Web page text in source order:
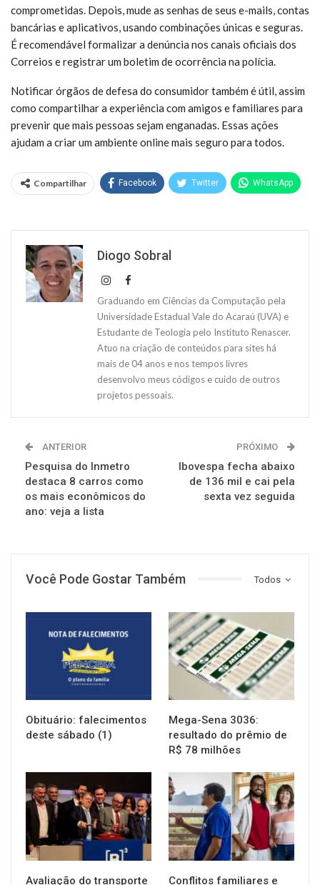
comprometidas. Depois, mude as senhas de seus e-mails, contas
bancárias e aplicativos, usando combinações únicas e seguras.
É recomendável formalizar a denúncia nos canais oficiais dos
Correios e registrar um boletim de ocorrência na polícia.
Notificar órgãos de defesa do consumidor também é útil, assim
como compartilhar a experiência com amigos e familiares para
prevenir que mais pessoas sejam enganadas. Essas ações
ajudam a criar um ambiente online mais seguro para todos.
Compartilhar Facebook Twitter WhatsApp
Diogo Sobral
Graduando em Ciências da Computação pela
Universidade Estadual Vale do Acaraú (UVA) e
Estudante de Teologia pelo Instituto Renascer.
Atuo na criação de conteúdos para sites há
mais de 04 anos e nos tempos livres
desenvolvo meus códigos e cuido de outros
projetos pessoais.
ANTERIOR
Pesquisa do Inmetro
destaca 8 carros como
os mais econômicos do
ano: veja a lista
PRÓXIMO
Ibovespa fecha abaixo
de 136 mil e cai pela
sexta vez seguida
Todos
Você Pode Gostar Também
Obituário: falecimentos
deste sábado (1)
NOTÍCIAS
Mega-Sena 3036:
resultado do prêmio de
R$ 78 milhões
NOTÍCIAS
Avaliação do transporte
NOTÍCIAS
Conflitos familiares e